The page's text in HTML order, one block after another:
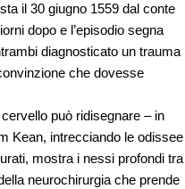
il 30 giugno 1559 dal conte
dopo e l’episodio segna
diagnosticato un trauma
che dovesse
può ridisegnare – in
Kean, intrecciando le odissee
mostra i nessi profondi tra
neurochirurgia che prende